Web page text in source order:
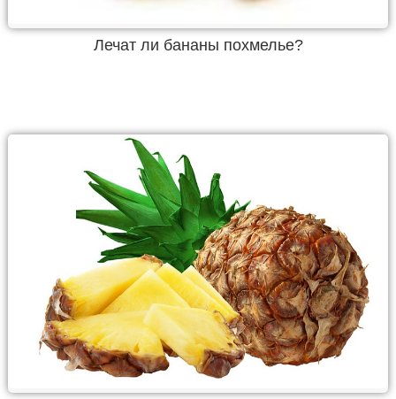
Лечат ли бананы похмелье?